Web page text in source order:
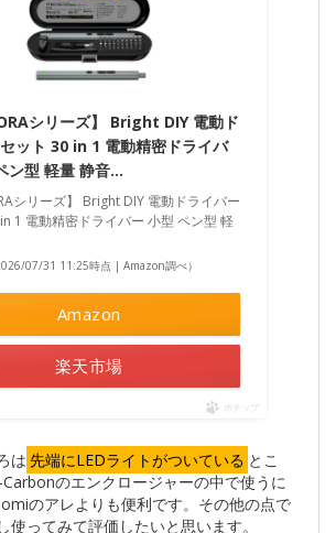
シリーズ】 Bright DIY 電動ド
ット 30 in 1 電動精密ドライバ
ン型 軽量 静音…
シリーズ】 Bright DIY 電動ドライバー
1 電動精密ドライバー 小型 ペン型 軽
07/31 11:25時点 | Amazon調べ）
Amazon
楽天市場
ポチップ
は 先端にLEDライトがついている とこ
のエンクロージャーの中で使うに
のアレよりも便利です。その他の点で
使ってみて評価したいと思います。